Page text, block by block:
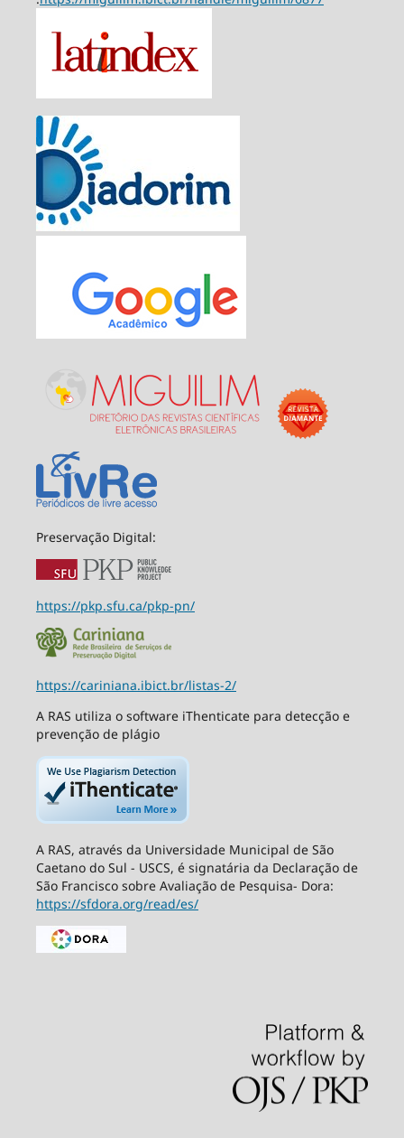
Preservação Digital:
https://pkp.sfu.ca/pkp-pn/
https://cariniana.ibict.br/listas-2/
A RAS utiliza o software iThenticate para detecção e
prevenção de plágio
A RAS, através da Universidade Municipal de São
Caetano do Sul - USCS, é signatária da Declaração de
São Francisco sobre Avaliação de Pesquisa- Dora:
https://sfdora.org/read/es/